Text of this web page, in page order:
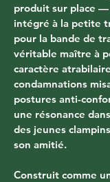
produit sur place —
intégré à la petite
pour la bande de
véritable maître à
caractère
condamnations
postures anti-
une résonance
des jeunes
son amitié.
Construit comme